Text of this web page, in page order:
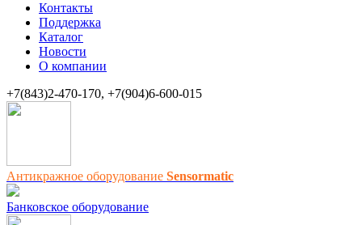
Контакты
Поддержка
Каталог
Новости
О компании
+7(843)2-470-170, +7(904)6-600-015
Антикражное оборудование Sensormatic
Банковское оборудование